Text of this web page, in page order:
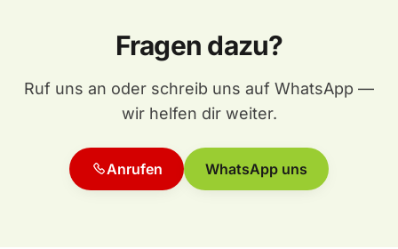
Fragen dazu?
Ruf uns an oder schreib uns auf WhatsApp —
wir helfen dir weiter.
Anrufen WhatsApp uns